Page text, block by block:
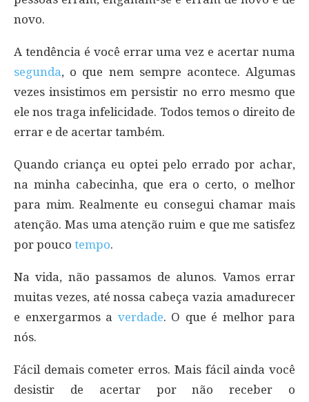
novo.
A tendência é você errar uma vez e acertar numa
segunda, o que nem sempre acontece. Algumas
vezes insistimos em persistir no erro mesmo que
ele nos traga infelicidade. Todos temos o direito de
errar e de acertar também.
Quando criança eu optei pelo errado por achar,
na minha cabecinha, que era o certo, o melhor
para mim. Realmente eu consegui chamar mais
atenção. Mas uma atenção ruim e que me satisfez
por pouco tempo.
Na vida, não passamos de alunos. Vamos errar
muitas vezes, até nossa cabeça vazia amadurecer
e enxergarmos a verdade. O que é melhor para
nós.
Fácil demais cometer erros. Mais fácil ainda você
desistir de acertar por não receber o